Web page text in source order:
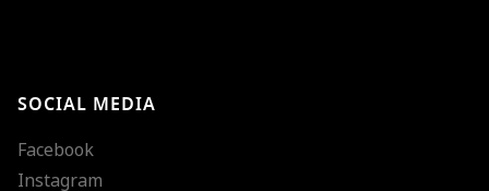
SOCIAL MEDIA
Facebook
Instagram